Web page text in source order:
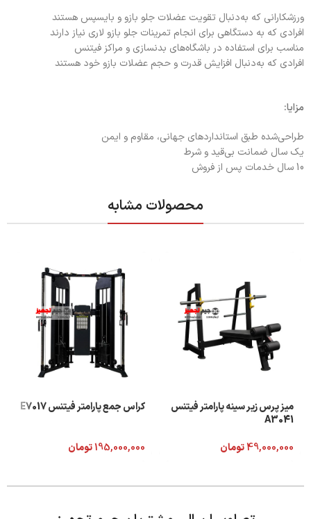
ورزشکارانی که به‌دنبال تقویت عضلات جلو بازو و بایسپس هستند
افرادی که به دستگاهی برای انجام تمرینات جلو بازو لاری نیاز دارند
مناسب برای استفاده در باشگاه‌های بدنسازی و مراکز فیتنس
افرادی که به‌دنبال افزایش قدرت و حجم عضلات بازو خود هستند
مزایا:
طراحی‌شده طبق استانداردهای جهانی، مقاوم و ایمن
یک سال ضمانت بی‌قید و شرط
10 سال خدمات پس از فروش
محصولات مشابه
میز پرس زیر سینه پارامتر فیتنس
A3041
49,000,000تومان
کراس جمع پارامتر فیتنس E7017
195,000,000تومان